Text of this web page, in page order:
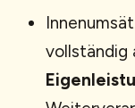
vollständig